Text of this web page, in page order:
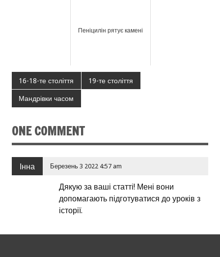
Пеніцилін рятує камені
16-18-те століття 19-те століття
Мандрівки часом
ONE COMMENT
Інна Березень 3 2022 4:57 am
Дякую за ваші статті! Мені вони
допомагають підготуватися до уроків з
історії.